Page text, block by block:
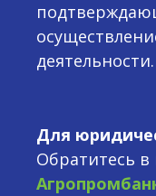
деятельности.
Для
Обратитесь в